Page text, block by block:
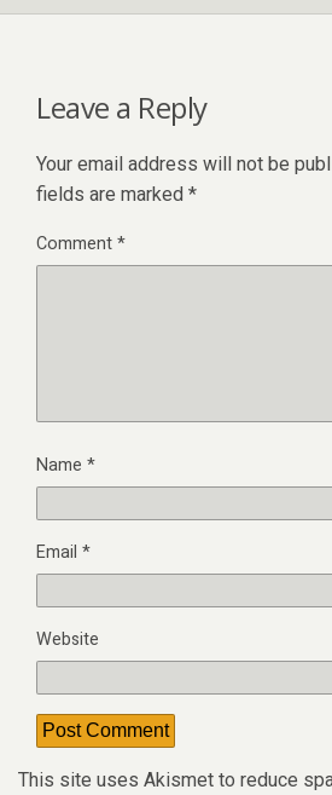
Leave a Reply
Your email address will not be
fields are marked *
Comment*
Name *
Email *
Website
This site uses Akismet to reduce